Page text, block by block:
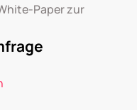
Paper zur